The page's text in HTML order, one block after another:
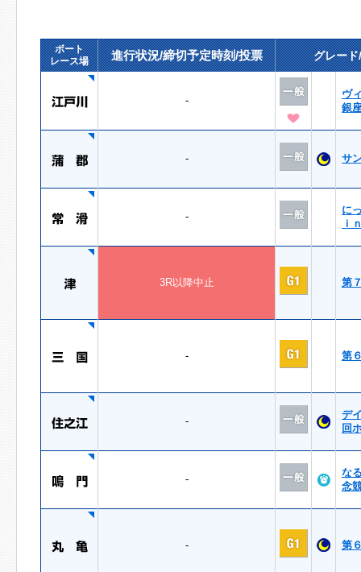
ボート
レース場
進行状況/締切予定時刻/投票 グレー
-
ヴ
銀
- サ
-
に
ｉ
3R以降中止 第
- 第
-
デ
回
-
な
念
- 第